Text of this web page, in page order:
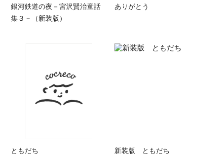
銀河鉄道の夜－宮沢賢治童話
集３－（新装版）
ありがとう
ともだち 新装版 ともだち